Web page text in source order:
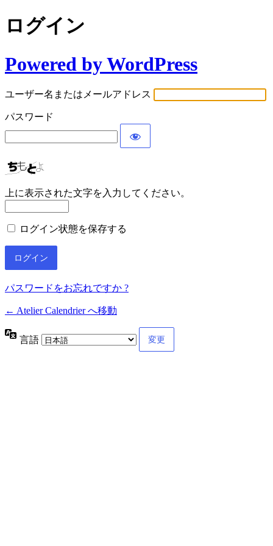
ログイン
Powered by WordPress
ユーザー名またはメールアドレス
パスワード
上に表示された文字を入力してください。
ログイン状態を保存する
パスワードをお忘れですか ?
← Atelier Calendrier へ移動
言語